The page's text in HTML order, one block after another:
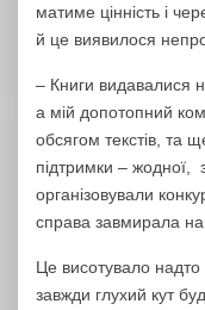
матиме цінність і
й це виявилося
– Книги видавалися
а мій допотопний
обсягом текстів, та
підтримки – жодної,
організовували
справа завмирала на
Це висотувало надто
завжди глухий кут